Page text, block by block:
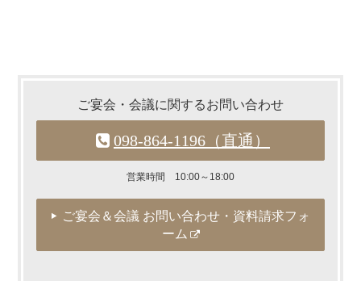
ご宴会・会議に関するお問い合わせ
098-864-1196 （直通）
営業時間 10:00～18:00
ご宴会＆会議 お問い合わせ・資料請求フォ
ーム